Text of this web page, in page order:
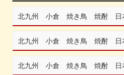
北九州 小倉 焼き鳥 焼酎 日
北九州 小倉 焼き鳥 焼酎 日
北九州 小倉 焼き鳥 焼酎 日